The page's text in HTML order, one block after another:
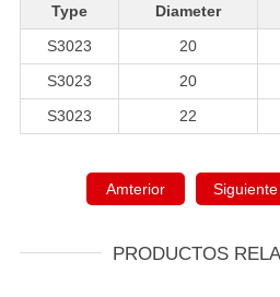
Type Diameter
S3023
20
S3023
20
S3023
22
Amterior Siguiente
PRODUCTOS